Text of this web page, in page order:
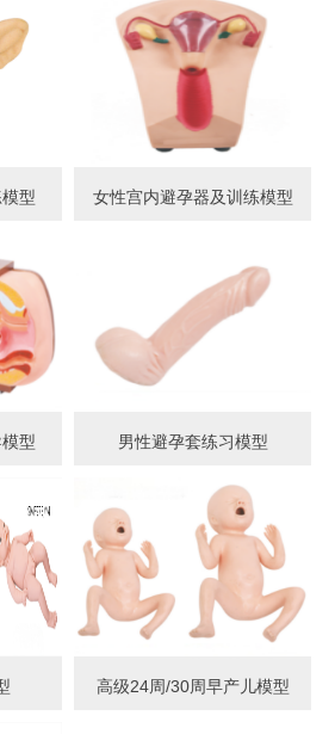
型 女性宫内避孕器及训练模型
型 男性避孕套练习模型
高级24周/30周早产儿模型